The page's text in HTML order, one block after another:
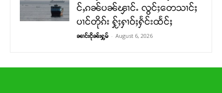
င်ႇၵၼ်ပၼ်ၾၢင်ႉ လွင်ႈတေသၢင်ႈ
ပၢင်တိုၵ်း ႁႂ်ႈႁၢဝ်ႈႁႅင်းထႅင်ႈ
ၼၢင်းငိုၼ်းႁွမ် - August 6, 2026